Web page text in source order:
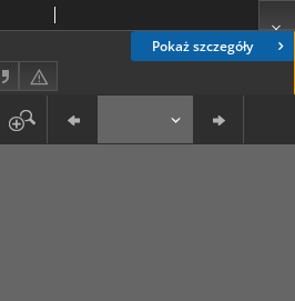
Pokaż szczegóły